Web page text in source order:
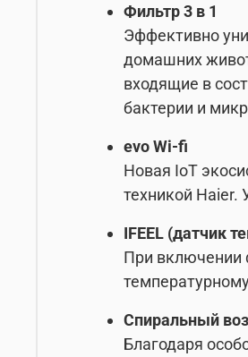
Фильтр 3 в 1
Эффективно
домашних
входящие в
бактерии и
evo Wi-fi
Новая IoT
техникой Haier.
IFEEL (датчик
При включении
Спиральный
Благодаря